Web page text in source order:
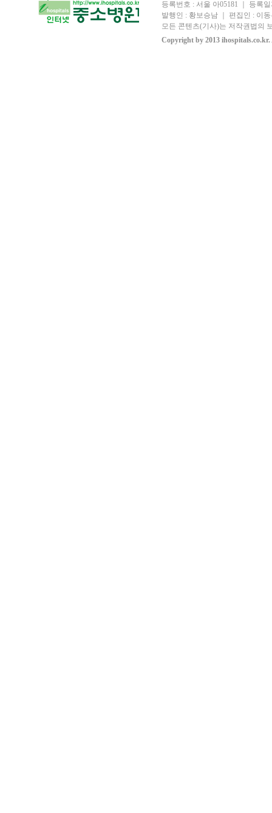
등록번호 : 서울 아05181 ｜ 등록
발행인 : 황보승남 ｜ 편집인 : 이
모든 콘텐츠(기사)는 저작권법의
Copyright by 2013 ihospitals.co.kr.